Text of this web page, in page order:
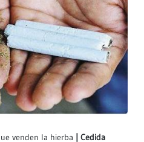
venden la hierba Cedida